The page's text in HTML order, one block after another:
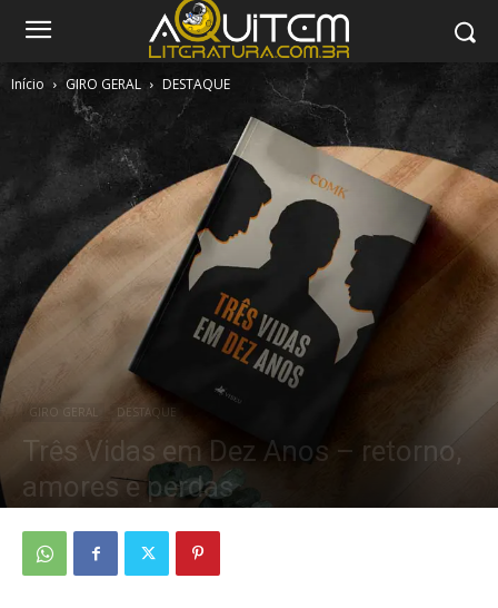
Início GIRO GERAL DESTAQUE
GIRO GERAL DESTAQUE
Três Vidas em Dez Anos – retorno,
amores e perdas